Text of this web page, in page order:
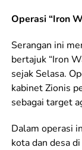
Operasi “Iron
Serangan ini
bertajuk “Iron
sejak Selasa.
kabinet Zionis
sebagai target
Dalam operasi
kota dan desa